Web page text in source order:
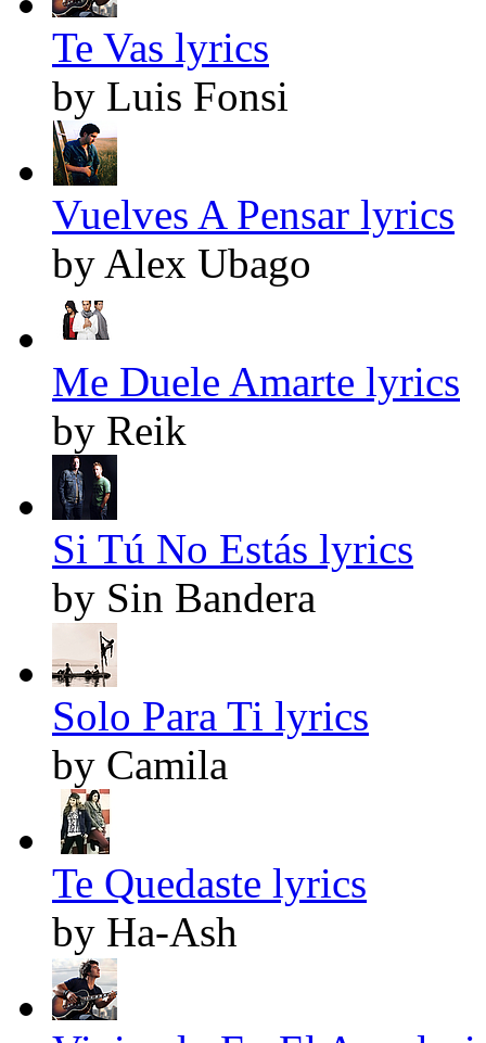
Te Vas lyrics
by Luis Fonsi
Vuelves A Pensar lyrics
by Alex Ubago
Me Duele Amarte lyrics
by Reik
Si Tú No Estás lyrics
by Sin Bandera
Solo Para Ti lyrics
by Camila
Te Quedaste lyrics
by Ha-Ash